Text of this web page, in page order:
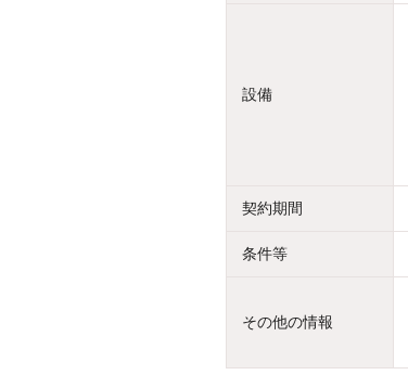
設備
契約期間
条件等
その他の情報